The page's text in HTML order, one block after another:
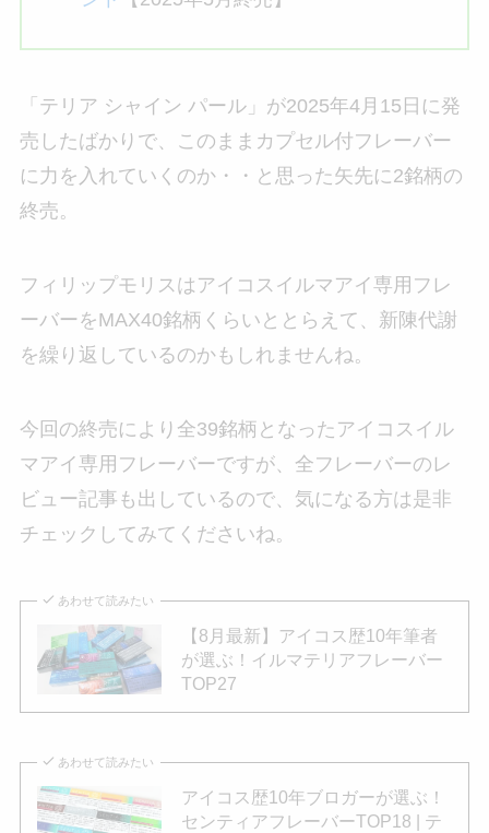
「テリア シャイン パール」が2025年4月15日に発
売したばかりで、このままカプセル付フレーバー
に力を入れていくのか・・と思った矢先に2銘柄の
終売。
フィリップモリスはアイコスイルマアイ専用フレ
ーバーをMAX40銘柄くらいととらえて、新陳代謝
を繰り返しているのかもしれませんね。
今回の終売により全39銘柄となったアイコスイル
マアイ専用フレーバーですが、全フレーバーのレ
ビュー記事も出しているので、気になる方は是非
チェックしてみてくださいね。
あわせて読みたい
【8月最新】アイコス歴10年筆者
が選ぶ！イルマテリアフレーバー
TOP27
あわせて読みたい
アイコス歴10年ブロガーが選ぶ！
センティアフレーバーTOP18 | テ